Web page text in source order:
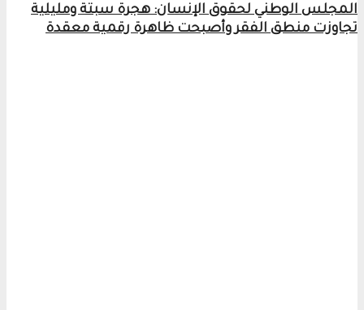
المجلس الوطني لحقوق الإنسان: هجرة سبتة ومليلية
تجاوزت منطق الفقر وأصبحت ظاهرة رقمية معقدة